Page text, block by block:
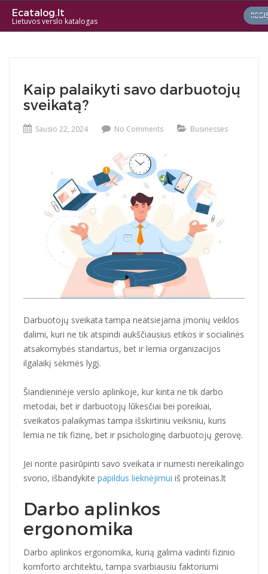
Ecatalog.lt
Lietuvos verslo katalogas
Kaip palaikyti savo darbuotojų
sveikatą?
Sausio 22, 2024 No Comments Businesses
Darbuotojų sveikata tampa neatsiejama įmonių veiklos
dalimi, kuri ne tik atspindi aukščiausius etikos ir socialinės
atsakomybės standartus, bet ir lemia organizacijos
ilgalaikį sėkmės lygį.
Šiandieninėje verslo aplinkoje, kur kinta ne tik darbo
metodai, bet ir darbuotojų lūkesčiai bei poreikiai,
sveikatos palaikymas tampa išskirtiniu veiksniu, kuris
lemia ne tik fizinę, bet ir psichologinę darbuotojų gerovę.
Jei norite pasirūpinti savo sveikata ir numesti nereikalingo
svorio, išbandykite papildus lieknėjimui iš proteinas.lt
Darbo aplinkos
ergonomika
Darbo aplinkos ergonomika, kurią galima vadinti fizinio
komforto architektu, tampa svarbiausiu faktoriumi